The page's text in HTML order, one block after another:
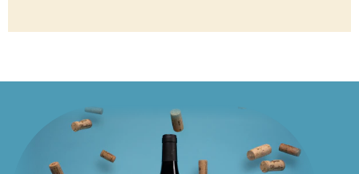
Pommard 1er Cru Clos de Derrière St. Jean
Pommard 1er Cru Rugiens Violot-Guillemard
50€